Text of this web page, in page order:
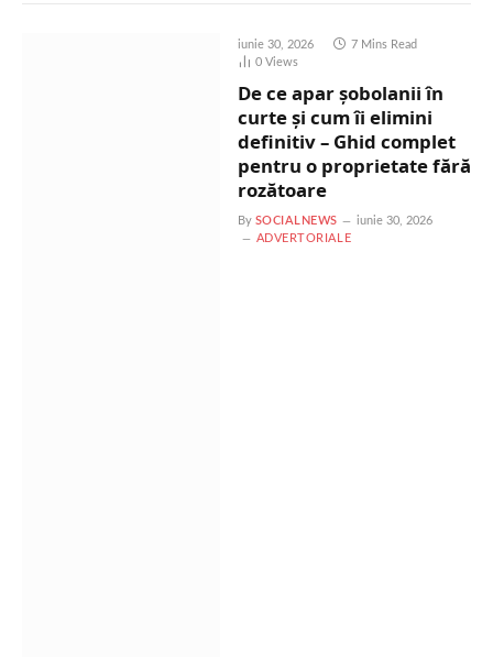
iunie 30, 2026
7 Mins Read
0 Views
De ce apar șobolanii în
curte și cum îi elimini
definitiv – Ghid complet
pentru o proprietate fără
rozătoare
By SOCIALNEWS
iunie 30, 2026
ADVERTORIALE